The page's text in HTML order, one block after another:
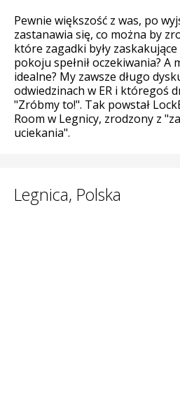
Pewnie większość z was, po
zastanawia się, co można by
które zagadki były
pokoju spełnił oczekiwania? A
idealne? My zawsze długo
odwiedzinach w ER i któregoś
"Zróbmy to!". Tak powstał
Room w Legnicy, zrodzony z
uciekania".
Legnica, Polska